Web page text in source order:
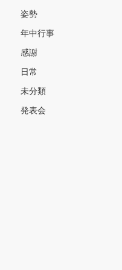
姿勢
年中行事
感謝
日常
未分類
発表会